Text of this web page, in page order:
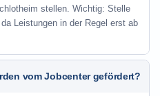
stellen. Wichtig: Stelle
Leistungen in der Regel erst ab
vom Jobcenter gefördert?